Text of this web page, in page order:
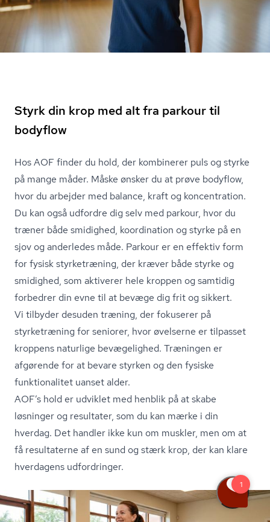
Styrk din krop med alt fra parkour til
bodyflow
Hos AOF finder du hold, der kombinerer puls og styrke
på mange måder. Måske ønsker du at prøve bodyflow,
hvor du arbejder med balance, kraft og koncentration.
Du kan også udfordre dig selv med parkour, hvor du
træner både smidighed, koordination og styrke på en
sjov og anderledes måde. Parkour er en effektiv form
for fysisk styrketræning, der kræver både styrke og
smidighed, som aktiverer hele kroppen og samtidig
forbedrer din evne til at bevæge dig frit og sikkert.
Vi tilbyder desuden træning, der fokuserer på
styrketræning for seniorer, hvor øvelserne er tilpasset
kroppens naturlige bevægelighed. Træningen er
afgørende for at bevare styrken og den fysiske
funktionalitet uanset alder.
AOF’s hold er udviklet med henblik på at skabe
løsninger og resultater, som du kan mærke i din
hverdag. Det handler ikke kun om muskler, men om at
få resultaterne af en sund og stærk krop, der kan klare
hverdagens udfordringer.